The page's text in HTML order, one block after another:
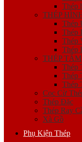
Thép
THÉP
Thép
Thép I
Thép
Thép
THÉP TẤM
Thép
Thép
Thép
Cọc Cừ
Thép Đặc
Thép Ray
Xà Gồ
Phụ Kiện Thép